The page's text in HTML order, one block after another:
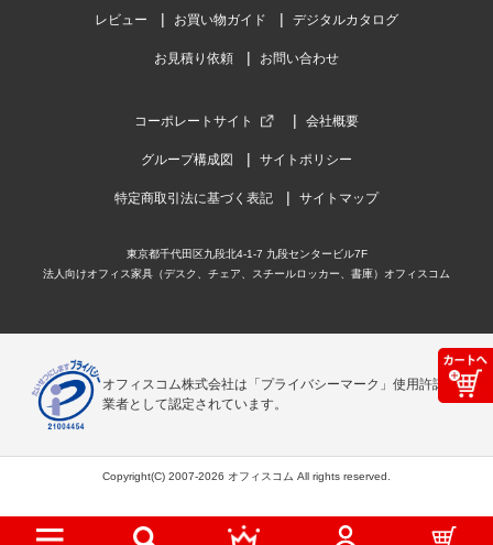
レビュー お買い物ガイド デジタルカタログ
お見積り依頼 お問い合わせ
コーポレートサイト 会社概要
グループ構成図 サイトポリシー
特定商取引法に基づく表記 サイトマップ
東京都千代田区九段北4-1-7 九段センタービル7F
法人向けオフィス家具（デスク、チェア、スチールロッカー、書庫）オフィスコム
オフィスコム株式会社は「プライバシーマーク」使用許諾事
業者として認定されています。
Copyright(C) 2007-2026 オフィスコム All rights reserved.